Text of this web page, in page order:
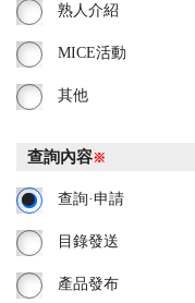
熟人介紹
MICE活動
其他
查詢內容※
查詢·申請
目錄發送
產品發布